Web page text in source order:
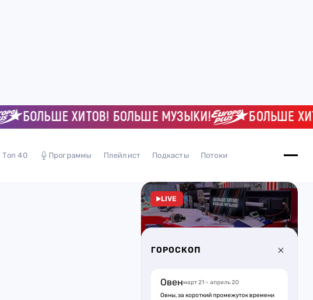
ХИТОВ! БОЛЬШЕ МУЗЫКИ! БОЛЬШЕ
Топ 40 Программы Плейлист Подкасты Потоки
LIVE
ГОРОСКОП
Овенмарт 21 – апрель 20
Овны, за короткий промежуток времени